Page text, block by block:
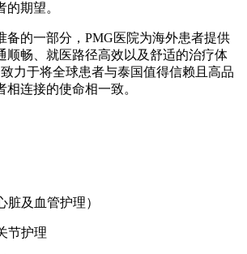
期望。
备的一部分，PMG医院为海外患者提供
顺畅、就医路径高效以及舒适的治疗体
力于将全球患者与泰国值得信赖且高品
相连接的使命相一致。
及血管护理）
护理